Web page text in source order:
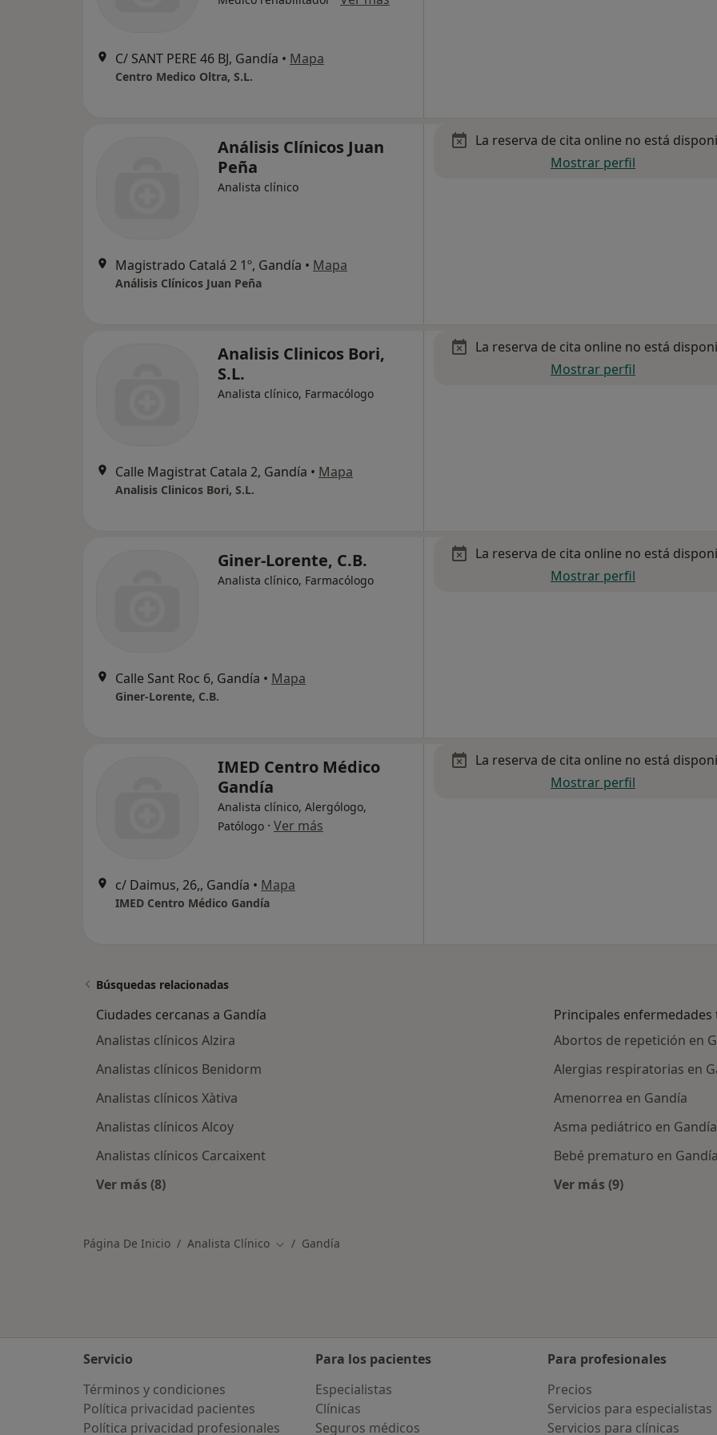
C/ SANT PERE 46 BJ, Gandía • Mapa
Centro Medico Oltra, S.L.
Análisis Clínicos Juan
Peña
Analista clínico
Magistrado Catalá 2 1º, Gandía • Mapa
Análisis Clínicos Juan Peña
La reserva de cita online no está
Mostrar perfil
Analisis Clinicos Bori,
S.L.
Analista clínico, Farmacólogo
Calle Magistrat Catala 2, Gandía • Mapa
Analisis Clinicos Bori, S.L.
La reserva de cita online no está
Mostrar perfil
Giner-Lorente, C.B.
Analista clínico, Farmacólogo
Calle Sant Roc 6, Gandía • Mapa
Giner-Lorente, C.B.
La reserva de cita online no está
Mostrar perfil
IMED Centro Médico
Gandía
Analista clínico, Alergólogo,
Patólogo · Ver más
c/ Daimus, 26,, Gandía • Mapa
IMED Centro Médico Gandía
La reserva de cita online no está
Mostrar perfil
Búsquedas relacionadas
Ciudades cercanas a Gandía
Analistas clínicos Alzira
Analistas clínicos Benidorm
Analistas clínicos Xàtiva
Analistas clínicos Alcoy
Analistas clínicos Carcaixent
Ver más (8)
Principales
Abortos de repetición en
Alergias respiratorias en
Amenorrea en Gandía
Asma pediátrico en Gandía
Bebé prematuro en
Ver más (9)
Página De Inicio Analista Clínico Cambiar de ciudad
Gandía
Servicio
Términos y condiciones
Política privacidad pacientes
Política privacidad profesionales
Para los pacientes
Especialistas
Clínicas
Seguros médicos
Para profesionales
Precios
Servicios para especialistas
Servicios para clínicas